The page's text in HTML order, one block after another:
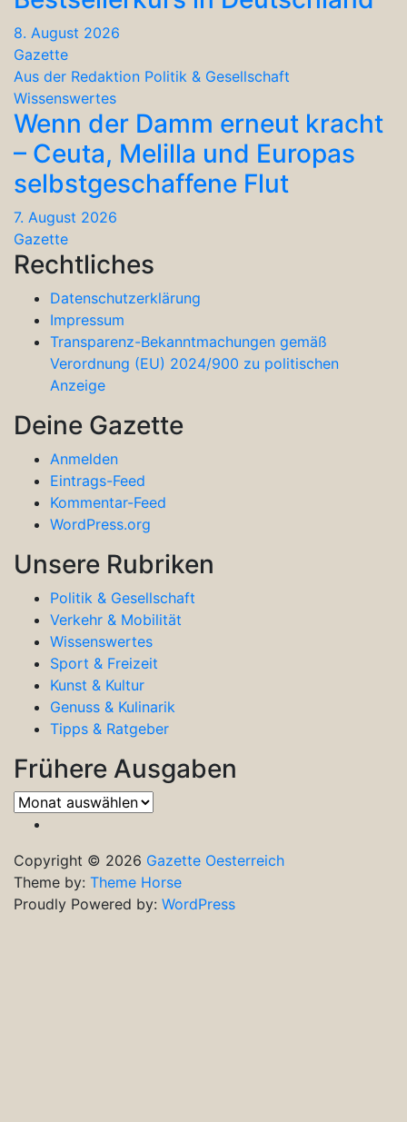
8. August 2026
Gazette
Aus der Redaktion Politik & Gesellschaft
Wissenswertes
Wenn der Damm erneut kracht
– Ceuta, Melilla und Europas
selbstgeschaffene Flut
7. August 2026
Gazette
Rechtliches
Datenschutzerklärung
Impressum
Transparenz-Bekanntmachungen gemäß
Verordnung (EU) 2024/900 zu politischen
Anzeige
Deine Gazette
Anmelden
Eintrags-Feed
Kommentar-Feed
WordPress.org
Unsere Rubriken
Politik & Gesellschaft
Verkehr & Mobilität
Wissenswertes
Sport & Freizeit
Kunst & Kultur
Genuss & Kulinarik
Tipps & Ratgeber
Frühere Ausgaben
Frühere
Ausgaben
Copyright © 2026 Gazette Oesterreich
Theme by: Theme Horse
Proudly Powered by: WordPress